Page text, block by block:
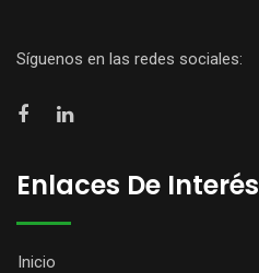
Síguenos en las redes sociales:
Enlaces De Interés
Inicio